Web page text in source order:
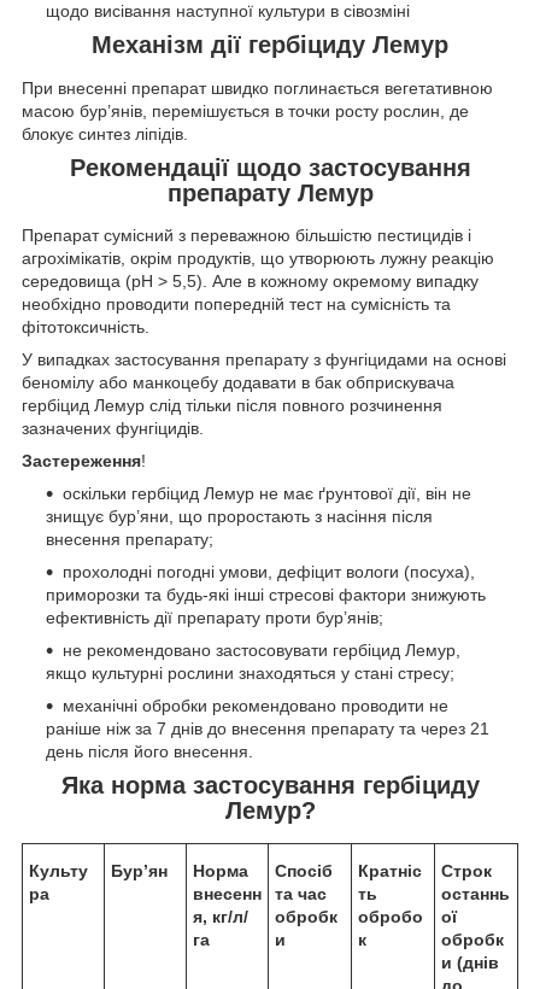
щодо висівання наступної культури в сівозміні
Механізм дії гербіциду Лемур
При внесенні препарат швидко поглинається вегетативною
масою бур’янів, перемішується в точки росту рослин, де
блокує синтез ліпідів.
Рекомендації щодо застосування
препарату Лемур
Препарат сумісний з переважною більшістю пестицидів і
агрохімікатів, окрім продуктів, що утворюють лужну реакцію
середовища (рН > 5,5). Але в кожному окремому випадку
необхідно проводити попередній тест на сумісність та
фітотоксичність.
У випадках застосування препарату з фунгіцидами на основі
беномілу або манкоцебу додавати в бак обприскувача
гербіцид Лемур слід тільки після повного розчинення
зазначених фунгіцидів.
Застереження!
оскільки гербіцид Лемур не має ґрунтової дії, він не
знищує бур’яни, що проростають з насіння після
внесення препарату;
прохолодні погодні умови, дефіцит вологи (посуха),
приморозки та будь-які інші стресові фактори знижують
ефективність дії препарату проти бур’янів;
не рекомендовано застосовувати гербіцид Лемур,
якщо культурні рослини знаходяться у стані стресу;
механічні обробки рекомендовано проводити не
раніше ніж за 7 днів до внесення препарату та через 21
день після його внесення.
Яка норма застосування гербіциду
Лемур?
Культу
ра
Бур’ян
Норма
внесенн
я, кг/л/
га
Спосіб
та час
обробк
и
Кратніс
ть
обробо
к
Строк
останнь
ої
обробк
и (днів